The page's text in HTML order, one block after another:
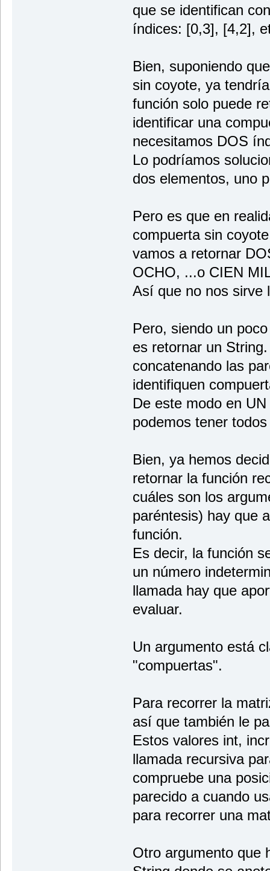
que se identifican
índices: [0,3], [4,2],
Bien, suponiendo
sin coyote, ya
función solo puede
identificar una
necesitamos DOS
Lo podríamos
dos elementos, uno
Pero es que en
compuerta sin
vamos a retornar
OCHO, ...o CIEN
Así que no nos sirve
Pero, siendo un
es retornar un
concatenando las
identifiquen
De este modo en
podemos tener
Bien, ya hemos
retornar la función
cuáles son los
paréntesis) hay que
función.
Es decir, la función
un número
llamada hay que
evaluar.
Un argumento está
"compuertas".
Para recorrer la
así que también le
Estos valores int,
llamada recursiva
compruebe una
parecido a cuando
para recorrer una
Otro argumento que